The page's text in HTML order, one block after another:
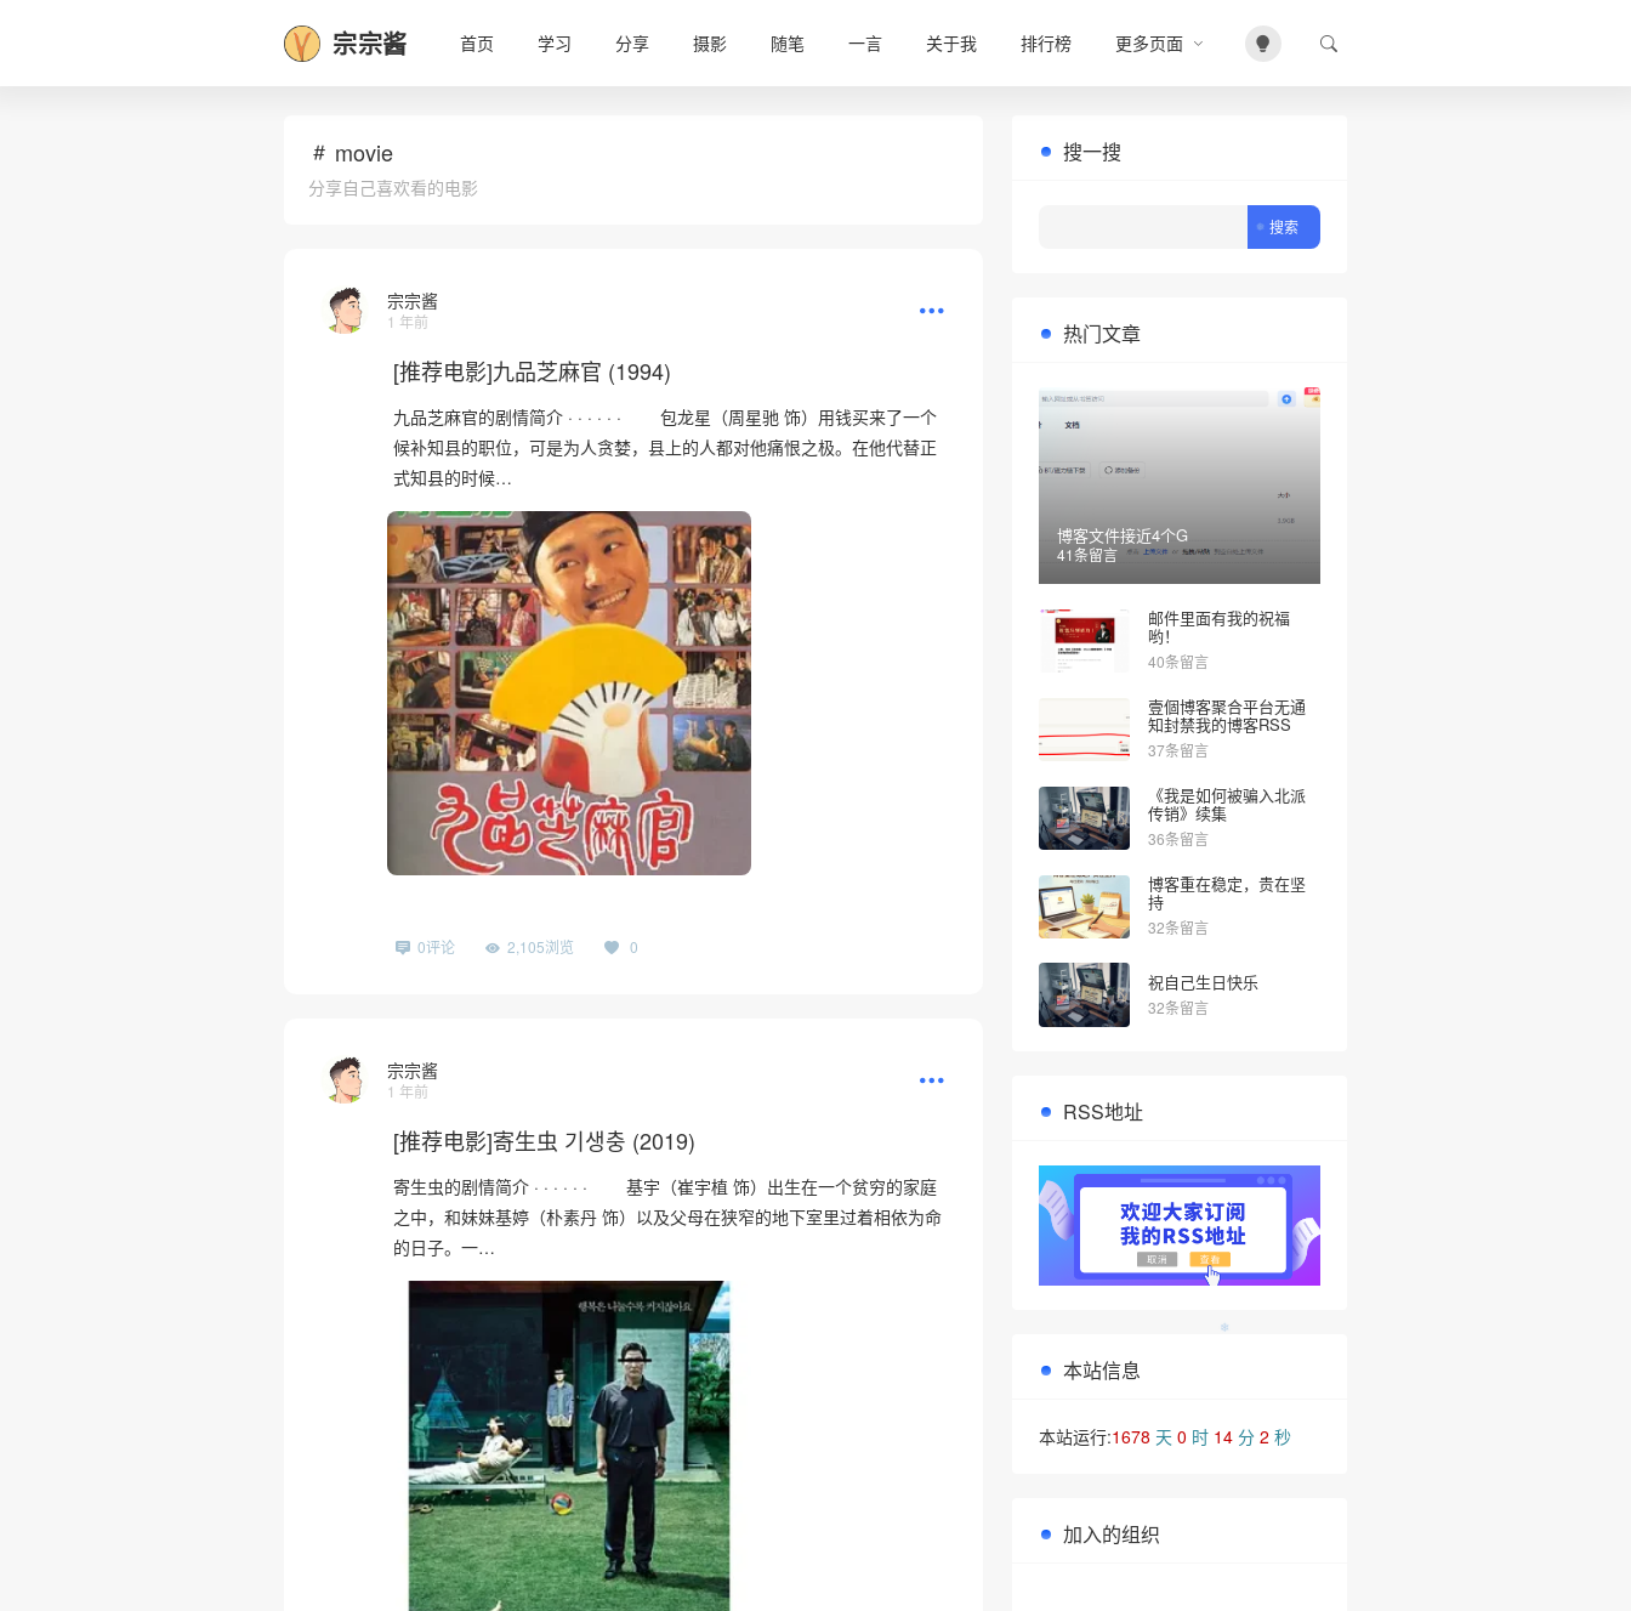
宗宗酱 首页 学习 分享 摄影 随笔 一言 关于我 排行榜 更多页面
movie
分享自己喜欢看的电影
宗宗酱
1 年前
[推荐电影]九品芝麻官 (1994)
九品芝麻官的剧情简介 · · · · · · 包龙星（周星驰 饰）用钱买来了一个
候补知县的职位，可是为人贪婪，县上的人都对他痛恨之极。在他代替正
式知县的时候…
0评论 2,105浏览 0
宗宗酱
1 年前
[推荐电影]寄生虫 기생충 (2019)
寄生虫的剧情简介 · · · · · · 基宇（崔宇植 饰）出生在一个贫穷的家庭
之中，和妹妹基婷（朴素丹 饰）以及父母在狭窄的地下室里过着相依为命
的日子。一…
搜一搜
热门文章
博客文件接近4个G
41条留言
邮件里面有我的祝福
哟！
40条留言
壹個博客聚合平台无通
知封禁我的博客RSS
37条留言
《我是如何被骗入北派
传销》续集
36条留言
博客重在稳定，贵在坚
持
32条留言
祝自己生日快乐
32条留言
RSS地址
本站信息
本站运行:1678 天 0 时 14分 4 秒
加入的组织